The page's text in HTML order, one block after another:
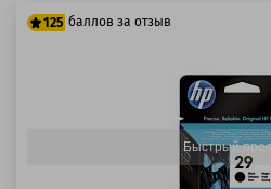
125 баллов за отзыв
Быстрый